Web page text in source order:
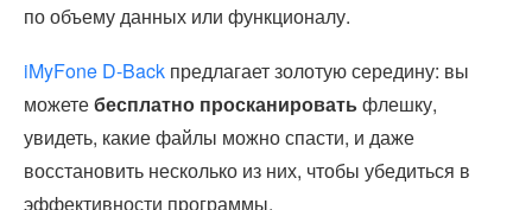
по объему данных или функционалу.
iMyFone D-Back предлагает золотую середину: вы
можетебесплатно просканироватьфлешку,
увидеть, какие файлы можно спасти, и даже
восстановить несколько из них, чтобы убедиться в
эффективности программы.